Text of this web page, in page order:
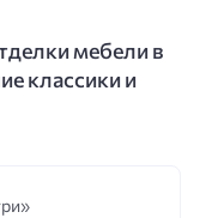
мебели в
классики и